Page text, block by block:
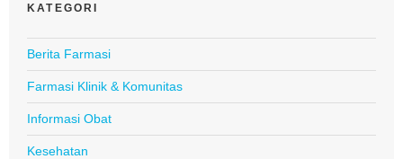
KATEGORI
Berita Farmasi
Farmasi Klinik & Komunitas
Informasi Obat
Kesehatan